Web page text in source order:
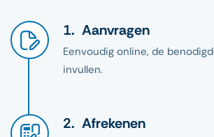
Aanvragen
Eenvoudig online, de
invullen.
Afrekenen